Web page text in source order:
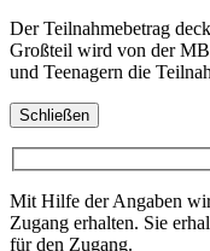
Der Teilnahmebetrag
Großteil wird von der
und Teenagern die
Schließen
Mit Hilfe der Angaben
Zugang erhalten. Sie
für den Zugang.